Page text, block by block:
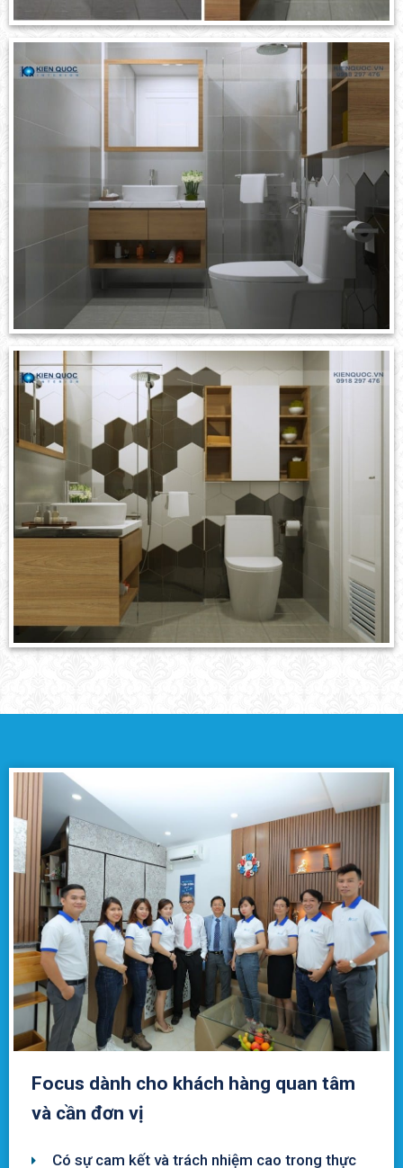
Focus dành cho khách hàng quan tâm
và cần đơn vị
Có sự cam kết và trách nhiệm cao trong thực